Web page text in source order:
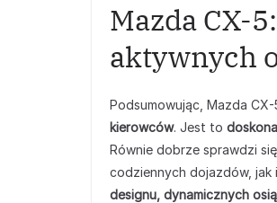
Mazda CX-
aktywnych
Podsumowując, Mazda
kierowców. Jest to
Równie dobrze sprawdzi
codziennych dojazdów, jak
designu, dynamicznych